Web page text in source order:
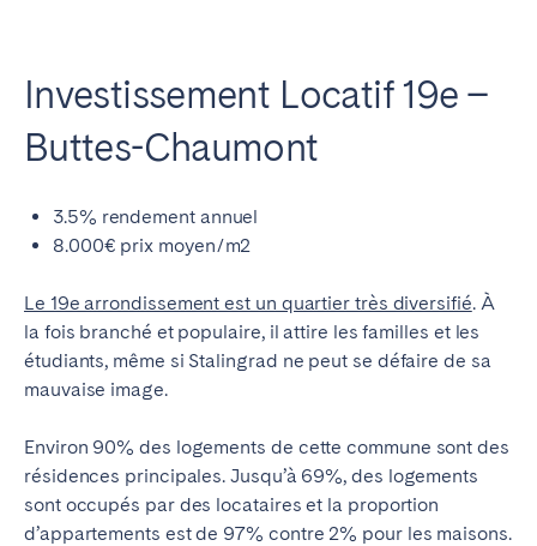
Investissement Locatif 19e –
Buttes-Chaumont
3.5% rendement annuel
8.000€ prix moyen/m2
Le 19e arrondissement est un quartier très diversifié. À
la fois branché et populaire, il attire les familles et les
étudiants, même si Stalingrad ne peut se défaire de sa
mauvaise image.
Environ 90% des logements de cette commune sont des
résidences principales. Jusqu’à 69%, des logements
sont occupés par des locataires et la proportion
d’appartements est de 97% contre 2% pour les maisons.